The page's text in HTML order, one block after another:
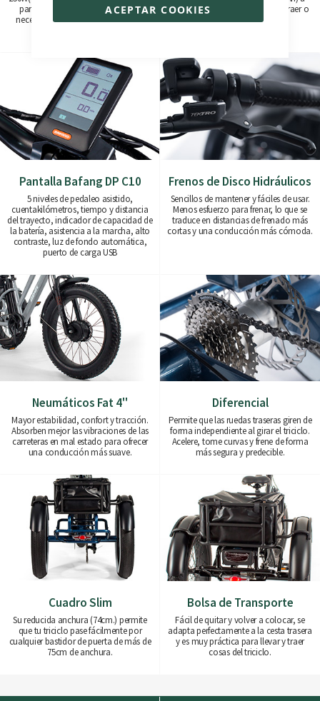
ACEPTAR COOKIES
para proporcionarte la asistencia
necesaria para una conducción sin
925Wh (36V/25Ah). Fáciles de extraer o
cargar in situ.
Pantalla Bafang DP C10
5 niveles de pedaleo asistido,
cuentakilómetros, tiempo y distancia
del trayecto, indicador de capacidad de
la batería, asistencia a la marcha, alto
contraste, luz de fondo automática,
puerto de carga USB
Frenos de Disco Hidráulicos
Sencillos de mantener y fáciles de usar.
Menos esfuerzo para frenar, lo que se
traduce en distancias de frenado más
cortas y una conducción más cómoda.
Neumáticos Fat 4''
Mayor estabilidad, confort y tracción.
Absorben mejor las vibraciones de las
carreteras en mal estado para ofrecer
una conducción más suave.
Diferencial
Permite que las ruedas traseras giren de
forma independiente al girar el triciclo.
Acelere, tome curvas y frene de forma
más segura y predecible.
Cuadro Slim
Su reducida anchura (74cm.) permite
que tu triciclo pase fácilmente por
cualquier bastidor de puerta de más de
75cm de anchura.
Bolsa de Transporte
Fácil de quitar y volver a colocar, se
adapta perfectamente a la cesta trasera
y es muy práctica para llevar y traer
cosas del triciclo.